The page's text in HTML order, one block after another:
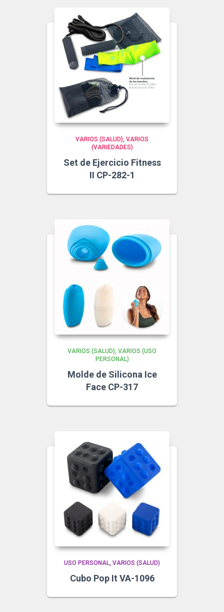
VARIOS (SALUD) VARIOS
(VARIEDADES)
Set de Ejercicio Fitness
II CP-282-1
VARIOS (SALUD) VARIOS (USO
PERSONAL)
Molde de Silicona Ice
Face CP-317
USO PERSONAL VARIOS (SALUD)
Cubo Pop It VA-1096